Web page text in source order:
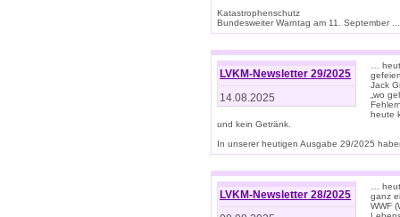
Katastrophenschutz
Bundesweiter Warntag am 11. September
LVKM-Newsletter 29/2025
14.08.2025
…
Jack
„wo
heute
und kein Getränk.
In unserer heutigen Ausgabe 29/2025
LVKM-Newsletter 28/2025
…
ganz
WWF